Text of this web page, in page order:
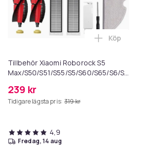
Tillbehör Xiaomi Roborock S5
Max/S50/S51/S55/S5/S60/S65/S6/S6
239 kr
Tidigare lägsta pris: 319 kr
Lägg till
Köp
4,9
fredag, 14 aug